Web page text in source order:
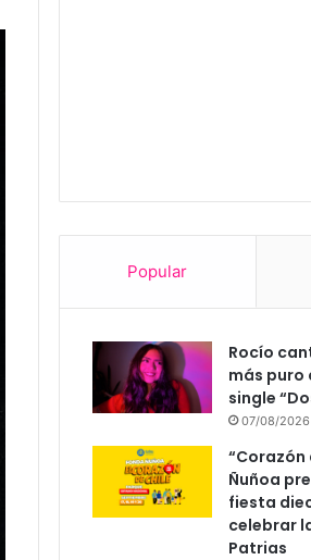
Popular
Rocío
más puro
single
07/08/2026
“Corazón
Ñuñoa
fiesta
celebrar
Patrias